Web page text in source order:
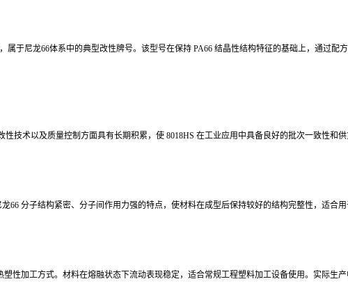
属于尼龙66体系中的典型改性牌号。该型号在保持 PA66 结晶性结构特征的基础上，通过
技术以及质量控制方面具有长期积累，使 8018HS 在工业应用中具备良好的批次一致性和供
66 分子结构紧密、分子间作用力强的特点，使材料在成型后保持较好的结构完整性，适合
性加工方式。材料在熔融状态下流动表现稳定，适合常规工程塑料加工设备使用。实际生